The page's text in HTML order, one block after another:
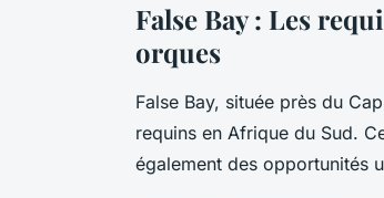
False Bay : Les
orques
False Bay, située près du
requins en Afrique du Sud.
également des opportunités